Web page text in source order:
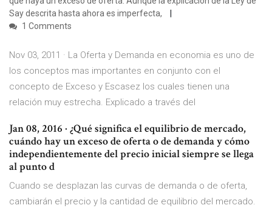
Say descrita hasta ahora es imperfecta,
1 Comments
Nov 03, 2011 · La Oferta y Demanda en economia es uno de
los conceptos mas importantes en conjunto con el
concepto de Exceso y Escasez los cuales tienen una
relación muy estrecha. Explicado a través del
Jan 08, 2016 · ¿Qué significa el equilibrio de mercado,
cuándo hay un exceso de oferta o de demanda y cómo
independientemente del precio inicial siempre se llega
al punto d
Cuando se desplazan las curvas de demanda o de oferta,
cambiarán el precio y la cantidad de equilibrio del mercado.